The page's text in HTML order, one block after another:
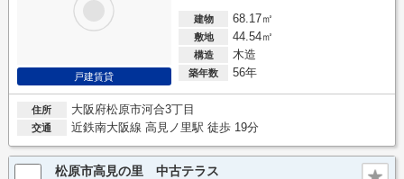
戸建賃貸
建物 68.17㎡
敷地 44.54㎡
構造 木造
築年数 56年
住所 大阪府松原市河合3丁目
交通 近鉄南大阪線 高見ノ里駅 徒歩 19分
松原市高見の里 中古テラス